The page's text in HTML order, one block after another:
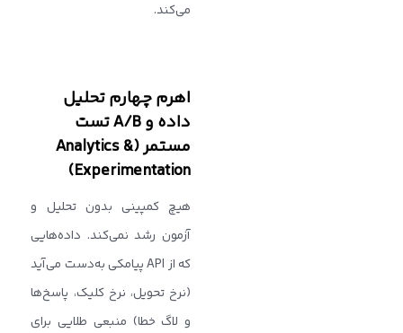
می‌کند.
اهرم چهارم تحلیل
داده و A/B تست
مستمر (Analytics &
Experimentation)
هیچ کمپینی بدون تحلیل و
آزمون رشد نمی‌کند. داده‌هایی
که از API پیامکی به‌دست می‌آید
(نرخ تحویل، نرخ کلیک، پاسخ‌ها
و لاگ خطا) منبعی طلایی برای